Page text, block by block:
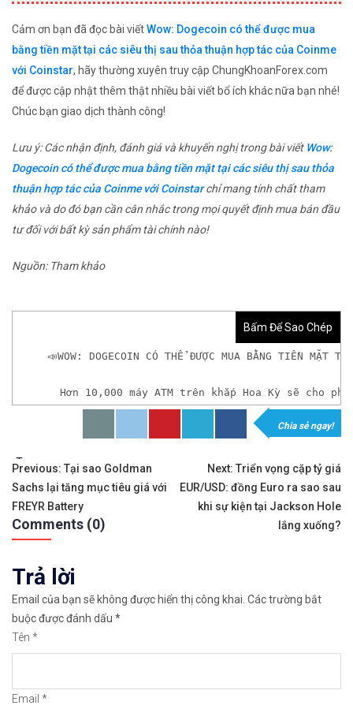
Cảm ơn bạn đã đọc bài viếtWow: Dogecoin có thể được mua
bằng tiền mặt tại các siêu thị sau thỏa thuận hợp tác của Coinme
với Coinstar, hãy thường xuyên truy cập ChungKhoanForex.com
để được cập nhật thêm thật nhiều bài viết bổ ích khác nữa bạn nhé!
Chúc bạn giao dịch thành công!
Lưu ý: Các nhận định, đánh giá và khuyến nghị trong bài viết Wow:
Dogecoin có thể được mua bằng tiền mặt tại các siêu thị sau thỏa
thuận hợp tác của Coinme với Coinstarchỉ mang tính chất tham
khảo và do đó bạn cần cân nhắc trong mọi quyết định mua bán đầu
tư đối với bất kỳ sản phẩm tài chính nào!
Nguồn: Tham khảo
Bấm Để Sao Chép
📣WOW: DOGECOIN CÓ THỂ ĐƯỢC MUA BẰNG TIỀN MẶT
Hơn 10,000 máy ATM trên khắp Hoa Kỳ sẽ cho
𝘟𝘦𝘮 𝘤𝘩𝘪 𝘵𝘪ế𝘵: https://chungkhoanforex.com/
✨🏆Đầ𝐮 𝐭ư 𝐯à 𝐋ướ𝐭 𝐬ó𝐧𝐠 𝐜á𝐜 𝐜ổ 𝐩𝐡𝐢ế𝐮 𝐭𝐫ê𝐧 𝐭𝐡ị 𝐭𝐫ườ𝐧𝐠
✅𝘔ở 𝘵à𝘪 𝘬𝘩𝘰ả𝘯 𝘵𝘳ê𝘯 𝘴à𝘯 𝘌𝘹𝘯𝘦𝘴𝘴 𝘜𝘺 𝘛í𝘯 𝘷à 𝘱𝘩ù
👉Sàn hỗ trợ giao dịch hơn 100+ cổ phiếu nổi
👉Thuộc top 3 sàn nổi tiếng thế giới, được nhiều
👉Xem hướng dẫn đầy đủ tại: https://
Chia sẻ ngay!
Tags:
Điều
hướng
bài
viết
Previous: Tại sao Goldman
Sachs lại tăng mục tiêu giá với
FREYR Battery
Next: Triển vọng cặp tỷ giá
EUR/USD: đồng Euro ra sao sau
khi sự kiện tại Jackson Hole
lắng xuống?
Comments (0)
Trả lời
Email của bạn sẽ không được hiển thị công khai. Các trường bắt
buộc được đánh dấu *
Tên *
Email *